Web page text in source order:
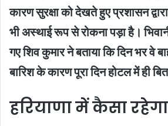
कारण सुरक्षा को देखते हुए प्रशासन
भी अस्थाई रूप से रोकना पड़ा है।
गए शिव कुमार ने बताया कि दिन भर वे
बारिश के कारण पूरा दिन होटल में ही
हरियाणा में कैसा